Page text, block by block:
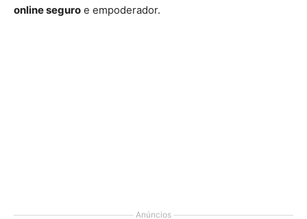
online seguro e empoderador.
Anúncios